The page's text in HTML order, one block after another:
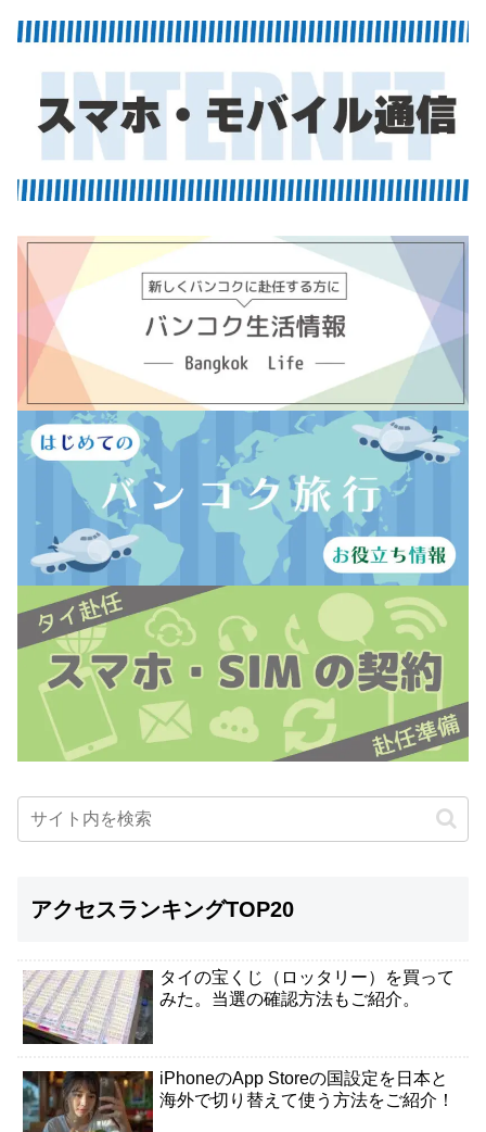
アクセスランキングTOP20
タイの宝くじ（ロッタリー）を買って
みた。当選の確認方法もご紹介。
iPhoneのApp Storeの国設定を日本と
海外で切り替えて使う方法をご紹介！